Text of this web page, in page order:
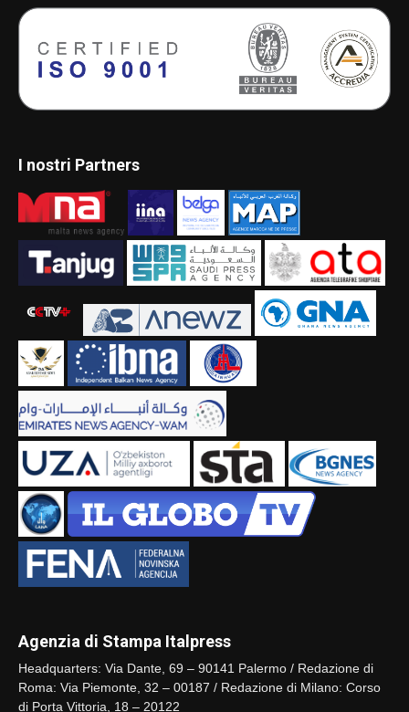
I nostri Partners
Agenzia di Stampa Italpress
Headquarters: Via Dante, 69 – 90141 Palermo / Redazione di
Roma: Via Piemonte, 32 – 00187 / Redazione di Milano: Corso
di Porta Vittoria, 18 – 20122